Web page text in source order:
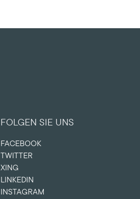
FOLGEN SIE UNS
FACEBOOK
TWITTER
XING
LINKEDIN
INSTAGRAM